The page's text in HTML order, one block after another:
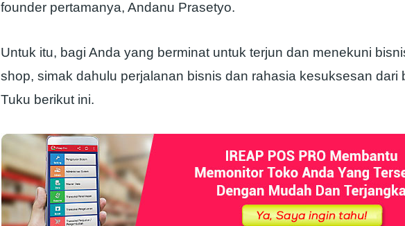
founder pertamanya, Andanu Prasetyo.
Untuk itu, bagi Anda yang berminat untuk terjun dan menekuni
shop, simak dahulu perjalanan bisnis dan rahasia kesuksesan dari
Tuku berikut ini.